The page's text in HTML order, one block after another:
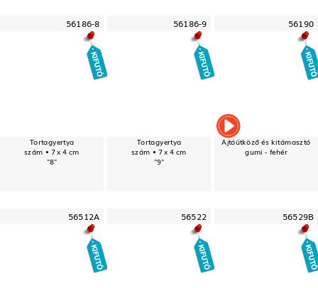
56186-8
Tortagyertya
szám • 7 x 4 cm
"8"
56186-9
Tortagyertya
szám • 7 x 4 cm
"9"
56190
Ajtóütköző és kitámasztó
gumi - fehér
56512A 56522 56529B